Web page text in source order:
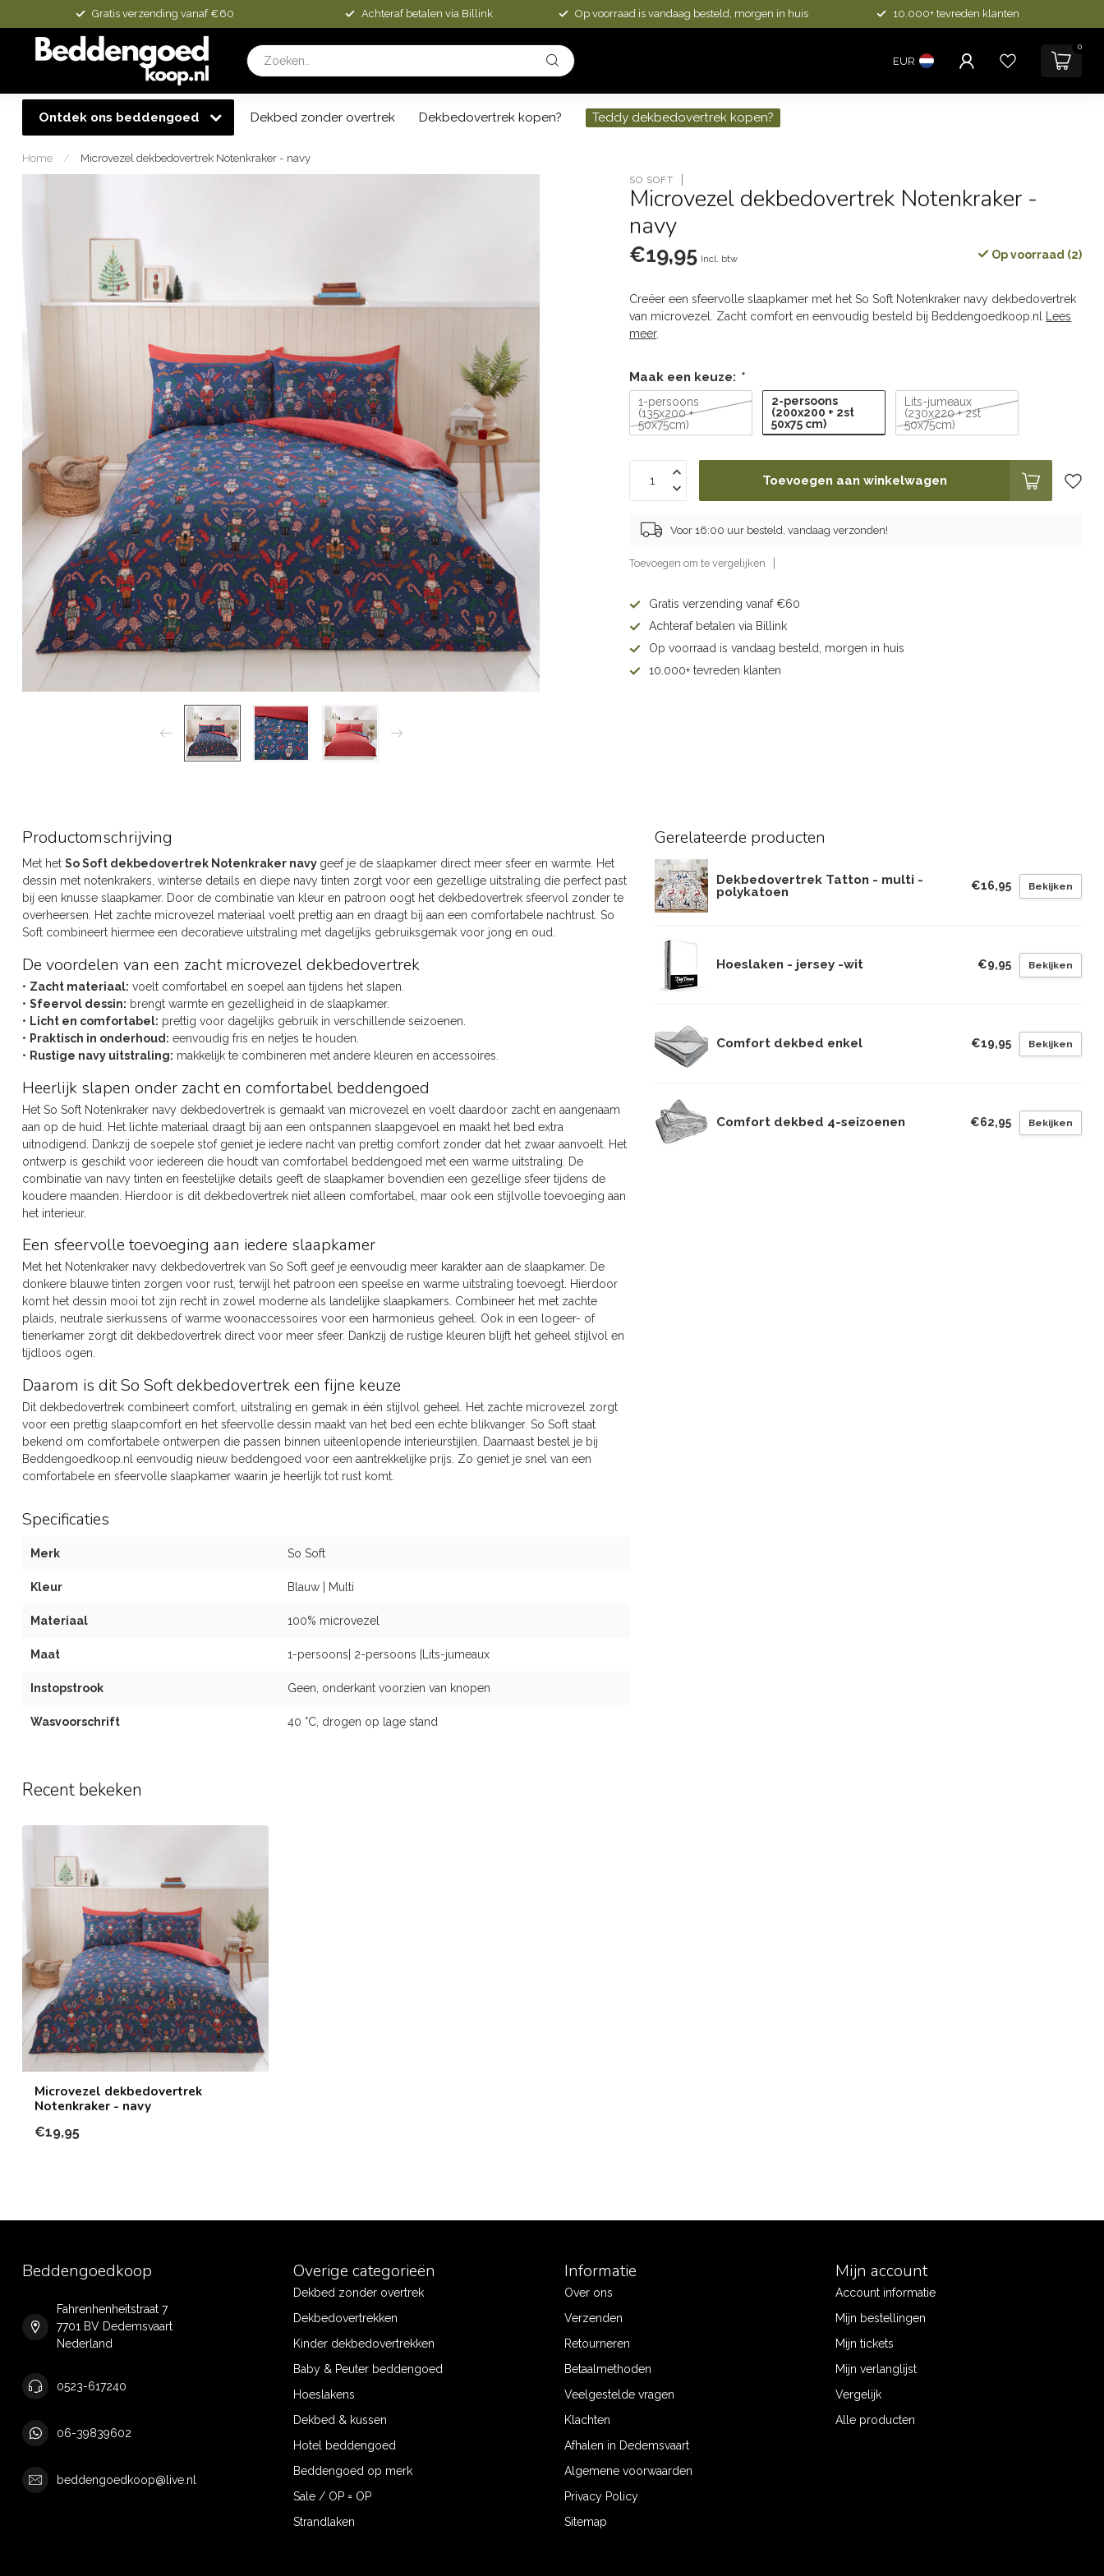
Gratis verzending vanaf €60 Achteraf betalen via Billink Op voorraad is vandaag besteld, morgen in huis 10.000+ tevreden klanten
EUR
0
Ontdek ons beddengoed Dekbed zonder overtrek Dekbedovertrek kopen? Teddy dekbedovertrek kopen?
Home / Microvezel dekbedovertrek Notenkraker - navy
SO SOFT
Microvezel dekbedovertrek Notenkraker -
navy
€19,95 Incl. btw Op voorraad (2)
Creëer een sfeervolle slaapkamer met het So Soft Notenkraker navy dekbedovertrek
van microvezel. Zacht comfort en eenvoudig besteld bij Beddengoedkoop.nl
Lees
meer.
Maak een keuze: *
1-persoons
(135x200 +
50x75cm)
2-persoons
(200x200 + 2st
50x75 cm)
Lits-jumeaux
(230x220 + 2st
50x75cm)
Toevoegen aan winkelwagen
Voor 16:00 uur besteld, vandaag verzonden!
Toevoegen om te vergelijken
Gratis verzending vanaf €60
Achteraf betalen via Billink
Op voorraad is vandaag besteld, morgen in huis
10.000+ tevreden klanten
Productomschrijving
Met het So Soft dekbedovertrek Notenkraker navy geef je de slaapkamer direct meer sfeer en warmte. Het
dessin met notenkrakers, winterse details en diepe navy tinten zorgt voor een gezellige uitstraling die perfect past
bij een knusse slaapkamer. Door de combinatie van kleur en patroon oogt het dekbedovertrek sfeervol zonder te
overheersen. Het zachte microvezel materiaal voelt prettig aan en draagt bij aan een comfortabele nachtrust. So
Soft combineert hiermee een decoratieve uitstraling met dagelijks gebruiksgemak voor jong en oud.
De voordelen van een zacht microvezel dekbedovertrek
• Zacht materiaal: voelt comfortabel en soepel aan tijdens het slapen.
• Sfeervol dessin: brengt warmte en gezelligheid in de slaapkamer.
• Licht en comfortabel: prettig voor dagelijks gebruik in verschillende seizoenen.
• Praktisch in onderhoud: eenvoudig fris en netjes te houden.
• Rustige navy uitstraling: makkelijk te combineren met andere kleuren en accessoires.
Heerlijk slapen onder zacht en comfortabel beddengoed
Het So Soft Notenkraker navy dekbedovertrek is gemaakt van microvezel en voelt daardoor zacht en aangenaam
aan op de huid. Het lichte materiaal draagt bij aan een ontspannen slaapgevoel en maakt het bed extra
uitnodigend. Dankzij de soepele stof geniet je iedere nacht van prettig comfort zonder dat het zwaar aanvoelt. Het
ontwerp is geschikt voor iedereen die houdt van comfortabel beddengoed met een warme uitstraling. De
combinatie van navy tinten en feestelijke details geeft de slaapkamer bovendien een gezellige sfeer tijdens de
koudere maanden. Hierdoor is dit dekbedovertrek niet alleen comfortabel, maar ook een stijlvolle toevoeging aan
het interieur.
Een sfeervolle toevoeging aan iedere slaapkamer
Met het Notenkraker navy dekbedovertrek van So Soft geef je eenvoudig meer karakter aan de slaapkamer. De
donkere blauwe tinten zorgen voor rust, terwijl het patroon een speelse en warme uitstraling toevoegt. Hierdoor
komt het dessin mooi tot zijn recht in zowel moderne als landelijke slaapkamers. Combineer het met zachte
plaids, neutrale sierkussens of warme woonaccessoires voor een harmonieus geheel. Ook in een logeer- of
tienerkamer zorgt dit dekbedovertrek direct voor meer sfeer. Dankzij de rustige kleuren blijft het geheel stijlvol en
tijdloos ogen.
Daarom is dit So Soft dekbedovertrek een fijne keuze
Dit dekbedovertrek combineert comfort, uitstraling en gemak in één stijlvol geheel. Het zachte microvezel zorgt
voor een prettig slaapcomfort en het sfeervolle dessin maakt van het bed een echte blikvanger. So Soft staat
bekend om comfortabele ontwerpen die passen binnen uiteenlopende interieurstijlen. Daarnaast bestel je bij
Beddengoedkoop.nl eenvoudig nieuw beddengoed voor een aantrekkelijke prijs. Zo geniet je snel van een
comfortabele en sfeervolle slaapkamer waarin je heerlijk tot rust komt.
Specificaties
Merk So Soft
Kleur Blauw | Multi
Materiaal 100% microvezel
Maat 1-persoons| 2-persoons |Lits-jumeaux
Instopstrook Geen, onderkant voorzien van knopen
Wasvoorschrift 40 °C, drogen op lage stand
Gerelateerde producten
Dekbedovertrek Tatton - multi -
polykatoen
€16,95 Bekijken
Hoeslaken - jersey -wit €9,95 Bekijken
Comfort dekbed enkel €19,95 Bekijken
Comfort dekbed 4-seizoenen €62,95 Bekijken
Recent bekeken
Microvezel dekbedovertrek
Notenkraker - navy
€19,95
Beddengoedkoop
Fahrenhenheitstraat 7
7701 BV Dedemsvaart
Nederland
0523-617240
06-39839602
beddengoedkoop@live.nl
Overige categorieën
Dekbed zonder overtrek
Dekbedovertrekken
Kinder dekbedovertrekken
Baby & Peuter beddengoed
Hoeslakens
Dekbed & kussen
Hotel beddengoed
Beddengoed op merk
Sale / OP = OP
Strandlaken
Informatie
Over ons
Verzenden
Retourneren
Betaalmethoden
Veelgestelde vragen
Klachten
Afhalen in Dedemsvaart
Algemene voorwaarden
Privacy Policy
Sitemap
Mijn account
Account informatie
Mijn bestellingen
Mijn tickets
Mijn verlanglijst
Vergelijk
Alle producten